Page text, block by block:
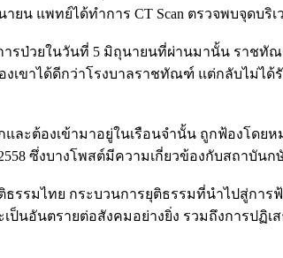
ยน แพทย์ได้ทำการ CT Scan ตรวจพบจุดบ
รป่วยในวันที่ 5 มิถุนายนที่ผ่านมานั้น ราช
งเขาได้ดีกว่าโรงบาลราชทัณฑ์ แต่กลับไ
ละต้องเข้ามาอยู่ในเรือนจำนั้น ถูกฟ้องโด
ซึ่งบางโพสต์มีความเกี่ยวข้องกับสถาบันก
รรมไทย กระบวนการยุติธรรมที่นำไปสู่กา
ป็นอันตรายต่อสังคมอย่างยิ่ง รวมถึงการป